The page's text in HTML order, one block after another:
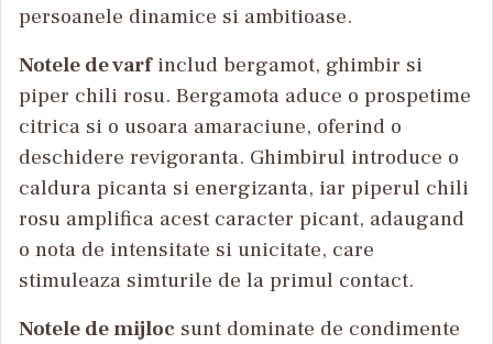
persoanele dinamice si ambitioase.
Notele de varfinclud bergamot, ghimbir si
piper chili rosu. Bergamota aduce o prospetime
citrica si o usoara amaraciune, oferind o
deschidere revigoranta. Ghimbirul introduce o
caldura picanta si energizanta, iar piperul chili
rosu amplifica acest caracter picant, adaugand
o nota de intensitate si unicitate, care
stimuleaza simturile de la primul contact.
Notele de mijloc sunt dominate de condimente